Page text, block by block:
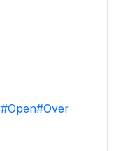
#Open#Over